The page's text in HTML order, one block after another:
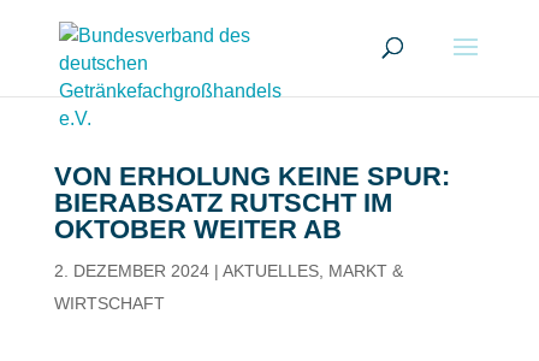
VON ERHOLUNG KEINE SPUR:
BIERABSATZ RUTSCHT IM
OKTOBER WEITER AB
2. DEZEMBER 2024| AKTUELLES, MARKT &
WIRTSCHAFT